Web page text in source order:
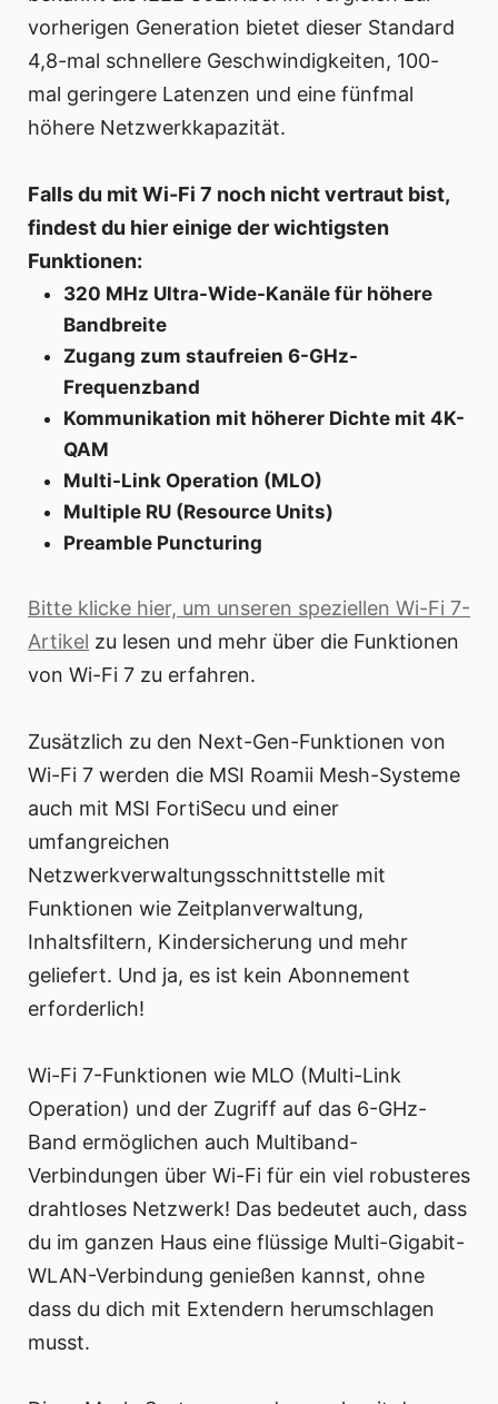
vorherigen Generation bietet dieser Standard
4,8-mal schnellere Geschwindigkeiten, 100-
mal geringere Latenzen und eine fünfmal
höhere Netzwerkkapazität.
Falls du mit Wi-Fi 7 noch nicht vertraut bist,
findest du hier einige der wichtigsten
Funktionen:
320 MHz Ultra-Wide-Kanäle für höhere
Bandbreite
Zugang zum staufreien 6-GHz-
Frequenzband
Kommunikation mit höherer Dichte mit 4K-
QAM
Multi-Link Operation (MLO)
Multiple RU (Resource Units)
Preamble Puncturing
Bitte klicke hier, um unseren speziellen Wi-Fi 7-
Artikel zu lesen und mehr über die Funktionen
von Wi-Fi 7 zu erfahren.
Zusätzlich zu den Next-Gen-Funktionen von
Wi-Fi 7 werden die MSI Roamii Mesh-Systeme
auch mit MSI FortiSecu und einer
umfangreichen
Netzwerkverwaltungsschnittstelle mit
Funktionen wie Zeitplanverwaltung,
Inhaltsfiltern, Kindersicherung und mehr
geliefert. Und ja, es ist kein Abonnement
erforderlich!
Wi-Fi 7-Funktionen wie MLO (Multi-Link
Operation) und der Zugriff auf das 6-GHz-
Band ermöglichen auch Multiband-
Verbindungen über Wi-Fi für ein viel robusteres
drahtloses Netzwerk! Das bedeutet auch, dass
du im ganzen Haus eine flüssige Multi-Gigabit-
WLAN-Verbindung genießen kannst, ohne
dass du dich mit Extendern herumschlagen
musst.